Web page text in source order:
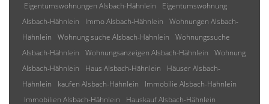
Eigentumswohnungen Alsbach-Hähnlein
Eigentumswohnung
Alsbach-Hähnlein
Immo Alsbach-Hähnlein
Wohnungen Alsbach-
Hähnlein
Wohnung suche Alsbach-Hähnlein
Wohnungssuche
Alsbach-Hähnlein
Wohnungsanzeigen Alsbach-Hähnlein
Wohnung
Alsbach-Hähnlein
Haus Alsbach-Hähnlein
Häuser Alsbach-
Hähnlein
kaufen Alsbach-Hähnlein
Immobilie Alsbach-Hähnlein
Immobilien Alsbach-Hähnlein
Hauskauf Alsbach-Hähnlein